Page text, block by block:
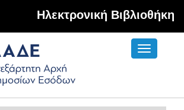
Hλεκτρονική Βιβλιοθήκη
Toggle